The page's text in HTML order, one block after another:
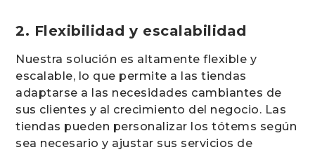
2. Flexibilidad y escalabilidad
Nuestra solución es altamente flexible y
escalable, lo que permite a las tiendas
adaptarse a las necesidades cambiantes de
sus clientes y al crecimiento del negocio. Las
tiendas pueden personalizar los tótems según
sea necesario y ajustar sus servicios de